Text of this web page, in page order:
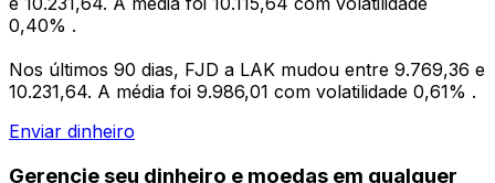
0,40% .
Nos últimos 90 dias, FJD a LAK mudou entre 9.769,36 e
10.231,64. A média foi 9.986,01 com volatilidade 0,61% .
Enviar dinheiro
Gerencie seu dinheiro e moedas em qualquer